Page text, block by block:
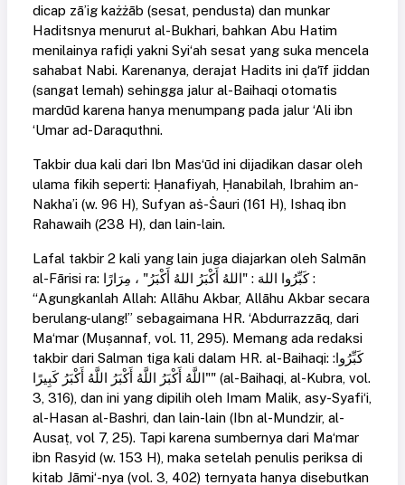
dicap zā’ig każżāb (sesat, pendusta) dan munkar
Haditsnya menurut al-Bukhari, bahkan Abu Hatim
menilainya rafiḍi yakni Syi‘ah sesat yang suka mencela
sahabat Nabi. Karenanya, derajat Hadits ini ḍa‘īf jiddan
(sangat lemah) sehingga jalur al-Baihaqi otomatis
mardūd karena hanya menumpang pada jalur ‘Ali ibn
‘Umar ad-Daraquthni.
Takbir dua kali dari Ibn Mas‘ūd ini dijadikan dasar oleh
ulama fikih seperti: Ḥanafiyah, Ḥanabilah, Ibrahim an-
Nakha’i (w. 96 H), Sufyan aṡ-Ṡauri (161 H), Ishaq ibn
Rahawaih (238 H), dan lain-lain.
Lafal takbir 2 kali yang lain juga diajarkan oleh Salmān
al-Fārisi ra: كَبِّرُوا اللهَ : "اللهُ أَكْبَرُ اللهُ أَكْبَرُ" ، مِرَارًا :
“Agungkanlah Allah: Allāhu Akbar, Allāhu Akbar secara
berulang-ulang!” sebagaimana HR. ‘Abdurrazzāq, dari
Ma‘mar (Muṣannaf, vol. 11, 295). Memang ada redaksi
takbir dari Salman tiga kali dalam HR. al-Baihaqi: كَبِّرُوا:
"اللَّهُ أَكْبَرُ اللَّهُ أَكْبَرُ اللَّهُ أَكْبَرُ كَبِيرًا" (al-Baihaqi, al-Kubra, vol.
3, 316), dan ini yang dipilih oleh Imam Malik, asy-Syafi‘i,
al-Hasan al-Bashri, dan lain-lain (Ibn al-Mundzir, al-
Ausaṭ, vol 7, 25). Tapi karena sumbernya dari Ma‘mar
ibn Rasyid (w. 153 H), maka setelah penulis periksa di
kitab Jāmi‘-nya (vol. 3, 402) ternyata hanya disebutkan